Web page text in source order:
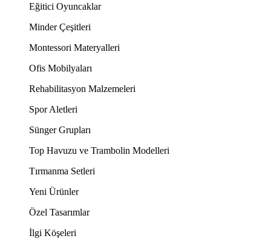
Eğitici Oyuncaklar
Minder Çeşitleri
Montessori Materyalleri
Ofis Mobilyaları
Rehabilitasyon Malzemeleri
Spor Aletleri
Sünger Grupları
Top Havuzu ve Trambolin Modelleri
Tırmanma Setleri
Yeni Ürünler
Özel Tasarımlar
İlgi Köşeleri